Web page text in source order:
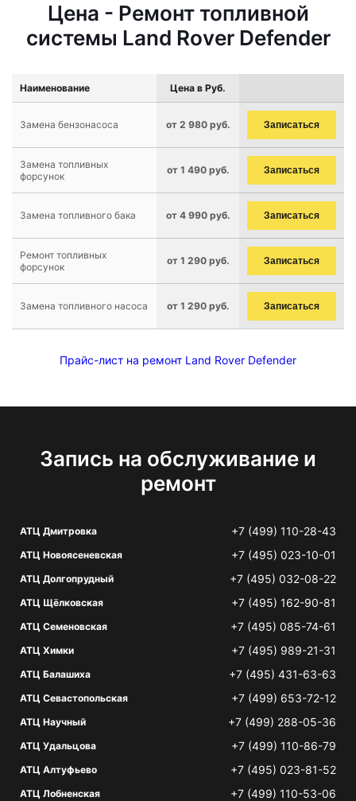
Цена - Ремонт топливной
системы Land Rover Defender
Наименование Цена в Руб.
Замена бензонасоса от 2 980 руб. Записаться
Замена топливных
форсунок
от 1 490 руб. Записаться
Замена топливного бака от 4 990 руб. Записаться
Ремонт топливных
форсунок
от 1 290 руб. Записаться
Замена топливного насоса от 1 290 руб. Записаться
Прайс-лист на ремонт Land Rover Defender
Запись на обслуживание и
ремонт
АТЦ Дмитровка +7 (499) 110-28-43
АТЦ Новоясеневская +7 (495) 023-10-01
АТЦ Долгопрудный +7 (495) 032-08-22
АТЦ Щёлковская +7 (495) 162-90-81
АТЦ Семеновская +7 (495) 085-74-61
АТЦ Химки +7 (495) 989-21-31
АТЦ Балашиха +7 (495) 431-63-63
АТЦ Севастопольская +7 (499) 653-72-12
АТЦ Научный +7 (499) 288-05-36
АТЦ Удальцова +7 (499) 110-86-79
АТЦ Алтуфьево +7 (495) 023-81-52
АТЦ Лобненская +7 (499) 110-53-06